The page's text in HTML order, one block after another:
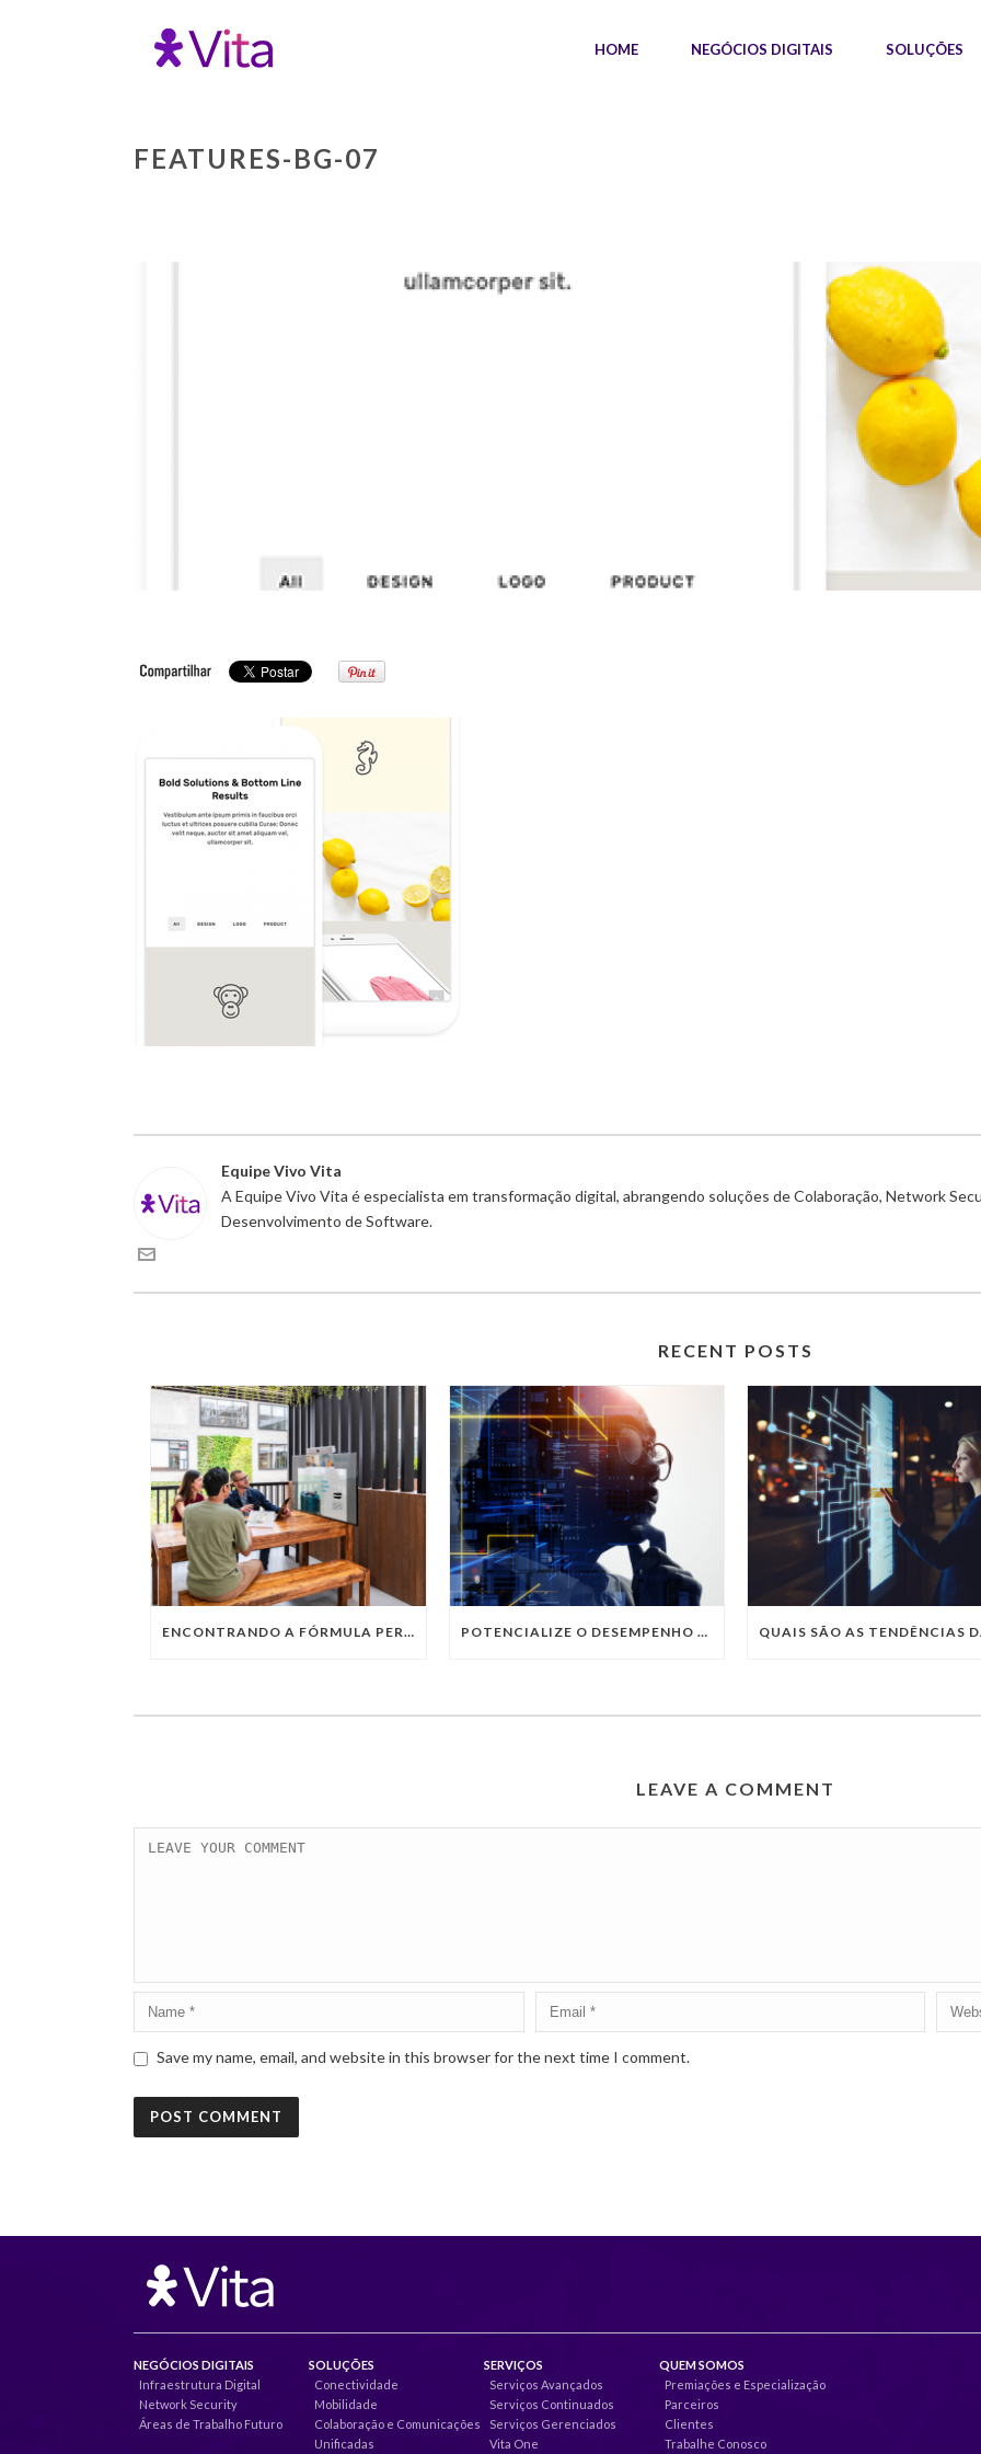
HOME NEGÓCIOS DIGITAIS SOLUÇÕES
FEATURES-BG-07
Equipe Vivo Vita
A Equipe Vivo Vita é especialista em transformação digital, abrangendo soluções de Colaboração, Network
Desenvolvimento de Software.
RECENT POSTS
ENCONTRANDO A FÓRMULA PERFEITA: TRABALHO PRESENCIAL, HOME OFFICE OU TRABALHO HÍBRIDO? POTENCIALIZE O DESEMPENHO DA SUA EMPRESA COM OS SERVIÇOS DE TI DA VIVO VITA
LEAVE A COMMENT
Save my name, email, and website in this browser for the next time I comment.
NEGÓCIOS DIGITAIS
Infraestrutura Digital
Network Security
Áreas de Trabalho Futuro
SOLUÇÕES
Conectividade
Mobilidade
Colaboração e Comunicações
Unificadas
SERVIÇOS
Serviços Avançados
Serviços Continuados
Serviços Gerenciados
Vita One
QUEM SOMOS
Premiações e Especialização
Parceiros
Clientes
Trabalhe Conosco